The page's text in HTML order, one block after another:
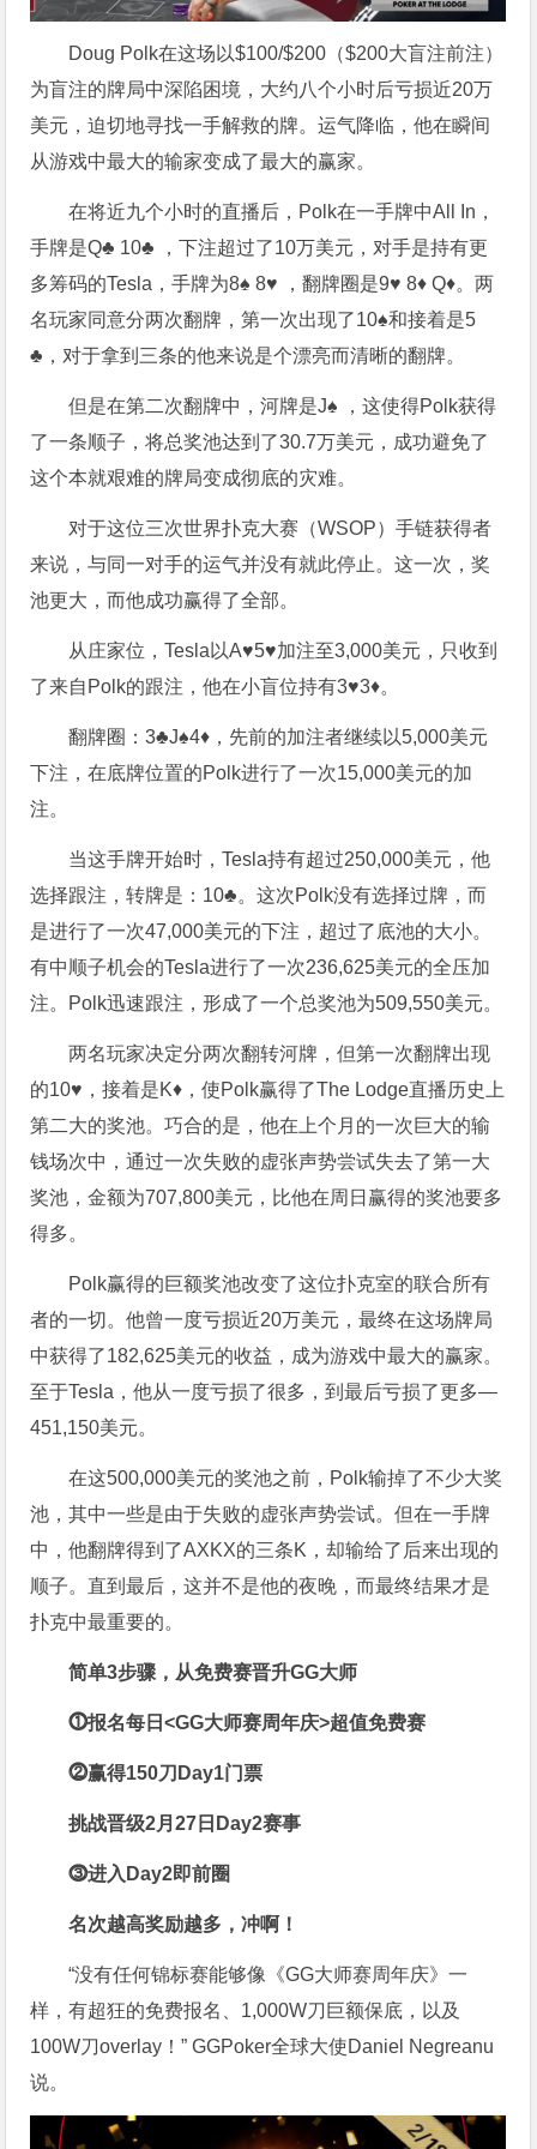
Doug Polk在这场以$100/$200（$200大盲注前注）
为盲注的牌局中深陷困境，大约八个小时后亏损近20万
美元，迫切地寻找一手解救的牌。运气降临，他在瞬间
从游戏中最大的输家变成了最大的赢家。
在将近九个小时的直播后，Polk在一手牌中All In，
手牌是Q♣ 10♣ ，下注超过了10万美元，对手是持有更
多筹码的Tesla，手牌为8♠ 8♥ ，翻牌圈是9♥ 8♦ Q♦。两
名玩家同意分两次翻牌，第一次出现了10♠和接着是5
♣，对于拿到三条的他来说是个漂亮而清晰的翻牌。
但是在第二次翻牌中，河牌是J♠ ，这使得Polk获得
了一条顺子，将总奖池达到了30.7万美元，成功避免了
这个本就艰难的牌局变成彻底的灾难。
对于这位三次世界扑克大赛（WSOP）手链获得者
来说，与同一对手的运气并没有就此停止。这一次，奖
池更大，而他成功赢得了全部。
从庄家位，Tesla以A♥5♥加注至3,000美元，只收到
了来自Polk的跟注，他在小盲位持有3♥3♦。
翻牌圈：3♣J♠4♦，先前的加注者继续以5,000美元
下注，在底牌位置的Polk进行了一次15,000美元的加
注。
当这手牌开始时，Tesla持有超过250,000美元，他
选择跟注，转牌是：10♣。这次Polk没有选择过牌，而
是进行了一次47,000美元的下注，超过了底池的大小。
有中顺子机会的Tesla进行了一次236,625美元的全压加
注。Polk迅速跟注，形成了一个总奖池为509,550美元。
两名玩家决定分两次翻转河牌，但第一次翻牌出现
的10♥，接着是K♦，使Polk赢得了The Lodge直播历史上
第二大的奖池。巧合的是，他在上个月的一次巨大的输
钱场次中，通过一次失败的虚张声势尝试失去了第一大
奖池，金额为707,800美元，比他在周日赢得的奖池要多
得多。
Polk赢得的巨额奖池改变了这位扑克室的联合所有
者的一切。他曾一度亏损近20万美元，最终在这场牌局
中获得了182,625美元的收益，成为游戏中最大的赢家。
至于Tesla，他从一度亏损了很多，到最后亏损了更多—
451,150美元。
在这500,000美元的奖池之前，Polk输掉了不少大奖
池，其中一些是由于失败的虚张声势尝试。但在一手牌
中，他翻牌得到了AXKX的三条K，却输给了后来出现的
顺子。直到最后，这并不是他的夜晚，而最终结果才是
扑克中最重要的。
简单3步骤，从免费赛晋升GG大师
⓵报名每日<GG大师赛周年庆>超值免费赛
⓶赢得150刀Day1门票
挑战晋级2月27日Day2赛事
⓷进入Day2即前圈
名次越高奖励越多，冲啊！
“没有任何锦标赛能够像《GG大师赛周年庆》一
样，有超狂的免费报名、1,000W刀巨额保底，以及
100W刀overlay！” GGPoker全球大使Daniel Negreanu
说。